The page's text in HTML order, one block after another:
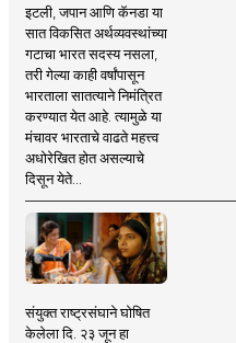
इटली, जपान आणि कॅनडा या
सात विकसित अर्थव्यवस्थांच्या
गटाचा भारत सदस्य नसला,
तरी गेल्या काही वर्षांपासून
भारताला सातत्याने निमंत्रित
करण्यात येत आहे. त्यामुळे या
मंचावर भारताचे वाढते महत्त्व
अधोरेखित होत असल्याचे
दिसून येते...
संयुक्त राष्ट्रसंघाने घोषित
केलेला दि. २३ जून हा